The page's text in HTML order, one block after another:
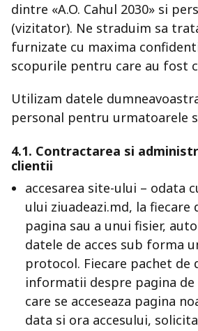
dintre «A.O. Cahul 2030» si
(vizitator). Ne straduim sa
furnizate cu maxima
scopurile pentru care au fost
Utilizam datele
personal pentru urmatoarele
4.1. Contractarea si
clientii
accesarea site-ului – odata
ului ziuadeazi.md, la fiecare
pagina sau a unui fisier,
datele de acces sub forma
protocol. Fiecare pachet de
informatii despre pagina
care se acceseaza pagina
data si ora accesului,